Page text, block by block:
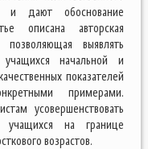
и дают обоснование
описана авторская
выявлять
начальной и
показателей
примерами.
усовершенствовать
учащихся на границе
возрастов.